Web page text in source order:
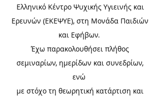
Ελληνικό Κέντρο Ψυχικής Υγιεινής και
Ερευνών (ΕΚΕΨΥΕ), στη Μονάδα Παιδιών
και Εφήβων.
Έχω παρακολουθήσει πλήθος
σεμιναρίων, ημερίδων και συνεδρίων,
ενώ
με στόχο τη θεωρητική κατάρτιση και